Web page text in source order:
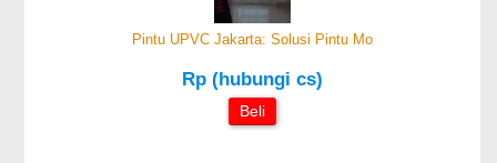
Pintu UPVC Jakarta: Solusi Pintu Mo
Rp (hubungi cs)
Beli